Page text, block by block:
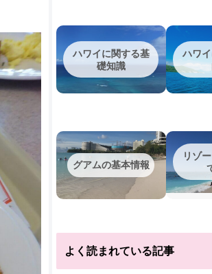
ハワイに関する基
礎知識
ハワ
グアムの基本情報
リゾ
よく読まれている記事